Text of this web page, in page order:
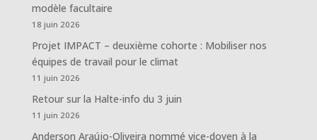
modèle facultaire
18 juin 2026
Projet IMPACT – deuxième cohorte : Mobiliser nos
équipes de travail pour le climat
11 juin 2026
Retour sur la Halte-info du 3 juin
11 juin 2026
Anderson Araújo-Oliveira nommé vice-doyen à la